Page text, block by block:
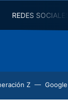
REDES
Z